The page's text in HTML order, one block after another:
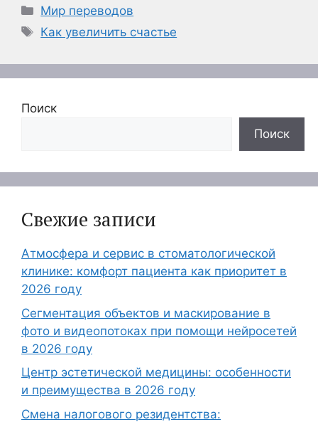
Рубрики
Мир переводов
Метки
Как увеличить счастье
Поиск
Поиск
Свежие записи
Атмосфера и сервис в стоматологической
клинике: комфорт пациента как приоритет в
2026 году
Сегментация объектов и маскирование в
фото и видеопотоках при помощи нейросетей
в 2026 году
Центр эстетической медицины: особенности
и преимущества в 2026 году
Смена налогового резидентства: